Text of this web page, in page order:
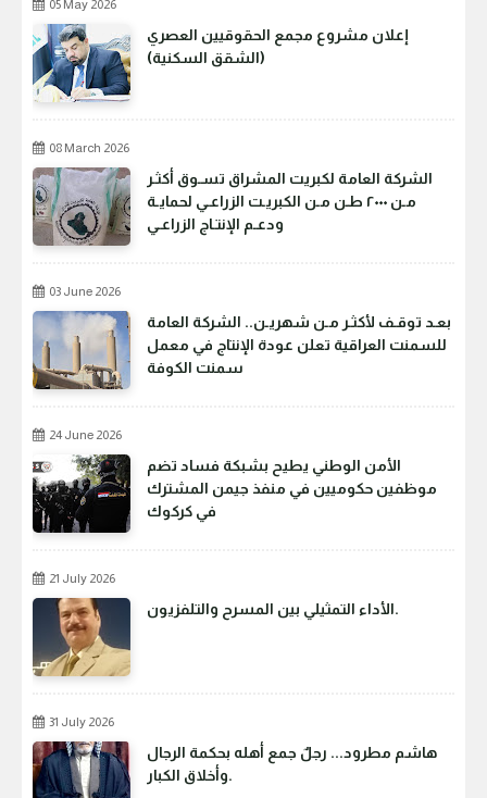
05 May 2026
إعلان مشروع مجمع الحقوقيين العصري
(الشقق السكنية)
08 March 2026
الشركة العامة لكبريت المشراق تسـوق أكثـر
مـن ٢٠٠٠ طـن مـن الكبريـت الزراعـي لحمايـة
ودعـم الإنتـاج الزراعـي
03 June 2026
بعـد توقـف لأكثـر مـن شهريـن.. الشركة العامة
للسمنت العراقية تعلن عودة الإنتاج في معمل
سمنت الكوفة
24 June 2026
الأمن الوطني يطيح بشبكة فساد تضم
موظفين حكوميين في منفذ جيمن المشترك
في كركوك
21 July 2026
الأداء التمثيلي بين المسرح والتلفزيون.
31 July 2026
هاشم مطرود... رجلٌ جمع أهله بحكمة الرجال
وأخلاق الكبار.